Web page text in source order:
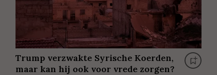
Trump verzwakte Syrische Koerden,
maar kan hij ook voor vrede zorgen?